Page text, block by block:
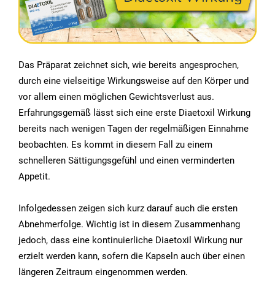
Das Präparat zeichnet sich, wie bereits angesprochen,
durch eine vielseitige Wirkungsweise auf den Körper und
vor allem einen möglichen Gewichtsverlust aus.
Erfahrungsgemäß lässt sich eine erste Diaetoxil Wirkung
bereits nach wenigen Tagen der regelmäßigen Einnahme
beobachten. Es kommt in diesem Fall zu einem
schnelleren Sättigungsgefühl und einen verminderten
Appetit.
Infolgedessen zeigen sich kurz darauf auch die ersten
Abnehmerfolge. Wichtig ist in diesem Zusammenhang
jedoch, dass eine kontinuierliche Diaetoxil Wirkung nur
erzielt werden kann, sofern die Kapseln auch über einen
längeren Zeitraum eingenommen werden.